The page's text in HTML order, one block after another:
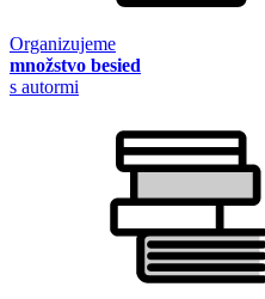
Organizujeme
množstvo besied
s autormi